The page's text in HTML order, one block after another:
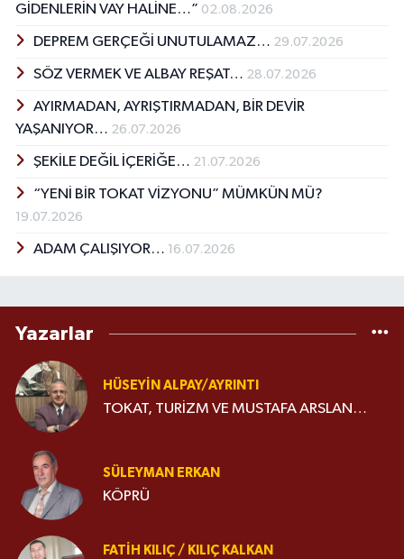
GİDENLERİN VAY HALİNE…” 02.08.2026
DEPREM GERÇEĞİ UNUTULAMAZ… 29.07.2026
SÖZ VERMEK VE ALBAY REŞAT… 28.07.2026
AYIRMADAN, AYRIŞTIRMADAN, BİR DEVİR
YAŞANIYOR… 26.07.2026
ŞEKİLE DEĞİL İÇERİĞE… 21.07.2026
“YENİ BİR TOKAT VİZYONU” MÜMKÜN MÜ?
19.07.2026
ADAM ÇALIŞIYOR… 16.07.2026
Yazarlar
HÜSEYIN ALPAY/AYRINTI
TOKAT, TURİZM VE MUSTAFA ARSLAN…
SÜLEYMAN ERKAN
KÖPRÜ
FATIH KILIÇ / KILIÇ KALKAN